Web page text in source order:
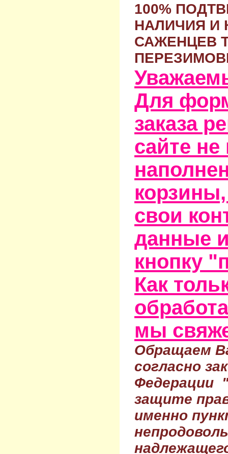
100%
НАЛИЧИЯ И
САЖЕНЦЕВ
Для
заказа
сайте
свои
данные
кнопку
Как
мы
Обращаем
согласно
Федерации
защите
именно